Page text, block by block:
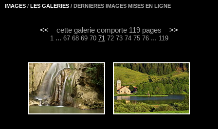
IMAGES / LES GALERIES / DERNIERES IMAGES MISES EN LIGNE
<< cette galerie comporte 119 pages >>
1 ... 67 68 69 70 71 72 73 74 75 76... 119